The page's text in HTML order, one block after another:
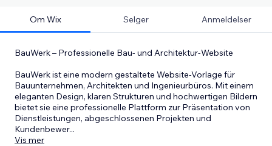
Om Wix Selger Anmeldelser
BauWerk – Professionelle Bau- und Architektur-Website
BauWerk ist eine modern gestaltete Website-Vorlage für
Bauunternehmen, Architekten und Ingenieurbüros. Mit einem
eleganten Design, klaren Strukturen und hochwertigen Bildern
bietet sie eine professionelle Plattform zur Präsentation von
Dienstleistungen, abgeschlossenen Projekten und
Kundenbewer...
Vis mer